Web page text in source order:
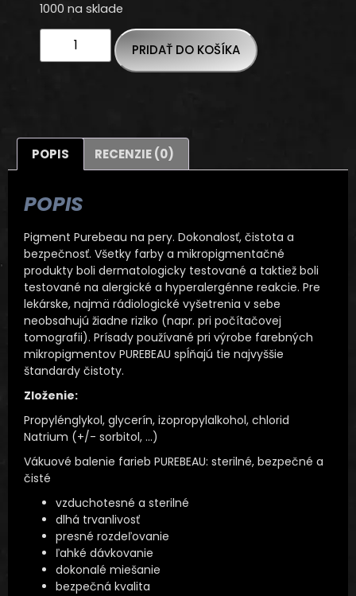
1000 na sklade
PRIDAŤ DO KOŠÍKA
POPIS RECENZIE (0)
POPIS
Pigment Purebeau na pery. Dokonalosť, čistota a
bezpečnosť. Všetky farby a mikropigmentačné
produkty boli dermatologicky testované a taktiež boli
testované na alergické a hyperalergénne reakcie. Pre
lekárske, najmä rádiologické vyšetrenia v sebe
neobsahujú žiadne riziko (napr. pri počítačovej
tomografii). Prísady používané pri výrobe farebných
mikropigmentov PUREBEAU spĺňajú tie najvyššie
štandardy čistoty.
Zloženie:
Propylénglykol, glycerín, izopropylalkohol, chlorid
Natrium (+/- sorbitol, …)
Vákuové balenie farieb PUREBEAU: sterilné, bezpečné a
čisté
vzduchotesné a sterilné
dlhá trvanlivosť
presné rozdeľovanie
ľahké dávkovanie
dokonalé miešanie
bezpečná kvalita